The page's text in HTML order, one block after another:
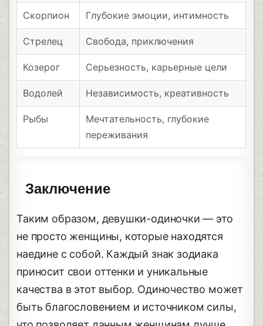
Скорпион Глубокие эмоции, интимность
Стрелец Свобода, приключения
Козерог Серьезность, карьерные цели
Водолей Независимость, креативность
Рыбы
Мечтательность, глубокие
переживания
Заключение
Таким образом, девушки-одиночки — это
не просто женщины, которые находятся
наедине с собой. Каждый знак зодиака
приносит свои оттенки и уникальные
качества в этот выбор. Одиночество может
быть благословением и источником силы,